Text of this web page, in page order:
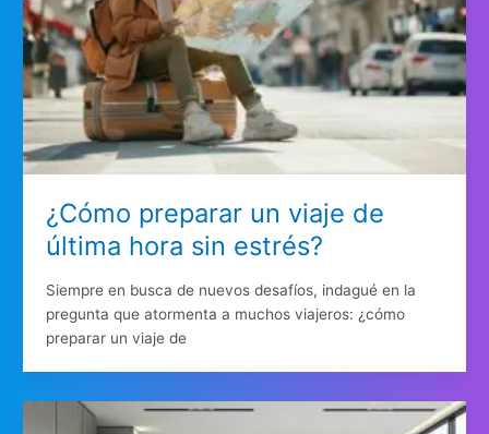
¿Cómo preparar un viaje de
última hora sin estrés?
Siempre en busca de nuevos desafíos, indagué en la
pregunta que atormenta a muchos viajeros: ¿cómo
preparar un viaje de